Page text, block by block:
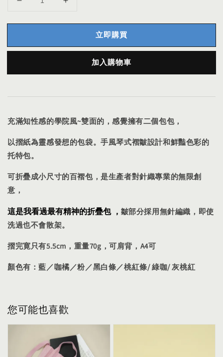
立即購買
加入購物車
充滿知性感的學院風~雙面的，感覺擁有二個包包，
以摺紙為靈感發想的包袋。手風琴式褶皺設計和鮮豔色彩的
托特包。
可折疊成小尺寸的百褶包，是生產者對針織專業的無限創
意，
這是我看過最有精神的折疊包 ， 皺部分採用無針編織，即使
洗過也不會散架。
摺完寛只有5.5cm，重量70g，可肩背，A4可
顏色有：藍／咖橘／粉／黑白條／桃紅條/ 綠咖/ 灰桃紅
您可能也喜歡